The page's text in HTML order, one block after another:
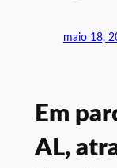
maio 18,
Em
AL,